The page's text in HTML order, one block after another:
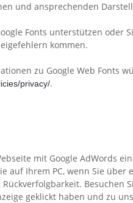
und ansprechenden
Fonts unterstützen
kommen.
zu Google Web Fonts
privacy/.
mit Google AdWords
auf Ihrem PC, wenn Sie
Besuchen
geklickt haben und zu